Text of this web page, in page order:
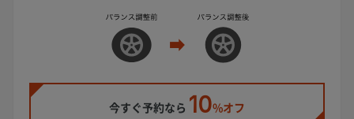
今すぐ予約なら 10%オフ